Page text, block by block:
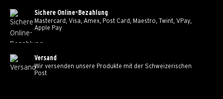
Sichere Online-Bezahlung
Mastercard, Visa, Amex, Post Card, Maestro, Twint, VPay,
Apple Pay
Versand
Wir versenden unsere Produkte mit der Schweizerischen
Post